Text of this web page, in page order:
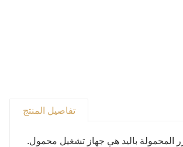
الخارجي وتطبيق جميع أنواع اللحام
البقعي.
المحمولة تعتمد تحديد المواقع بالأشعة
موضع اللحام أكثر دقة واللحام أجمل.
تفاصيل المنتج
المحمولة باليد هي جهاز تشغيل محمول.